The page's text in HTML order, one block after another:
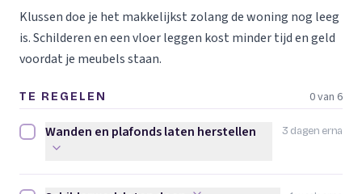
Klussen doe je het makkelijkst zolang de woning nog leeg
is. Schilderen en een vloer leggen kost minder tijd en geld
voordat je meubels staan.
TE REGELEN 0 van 6
3 dagen erna
Wanden en plafonds laten herstellen afvinken
Wanden en plafonds laten herstellen